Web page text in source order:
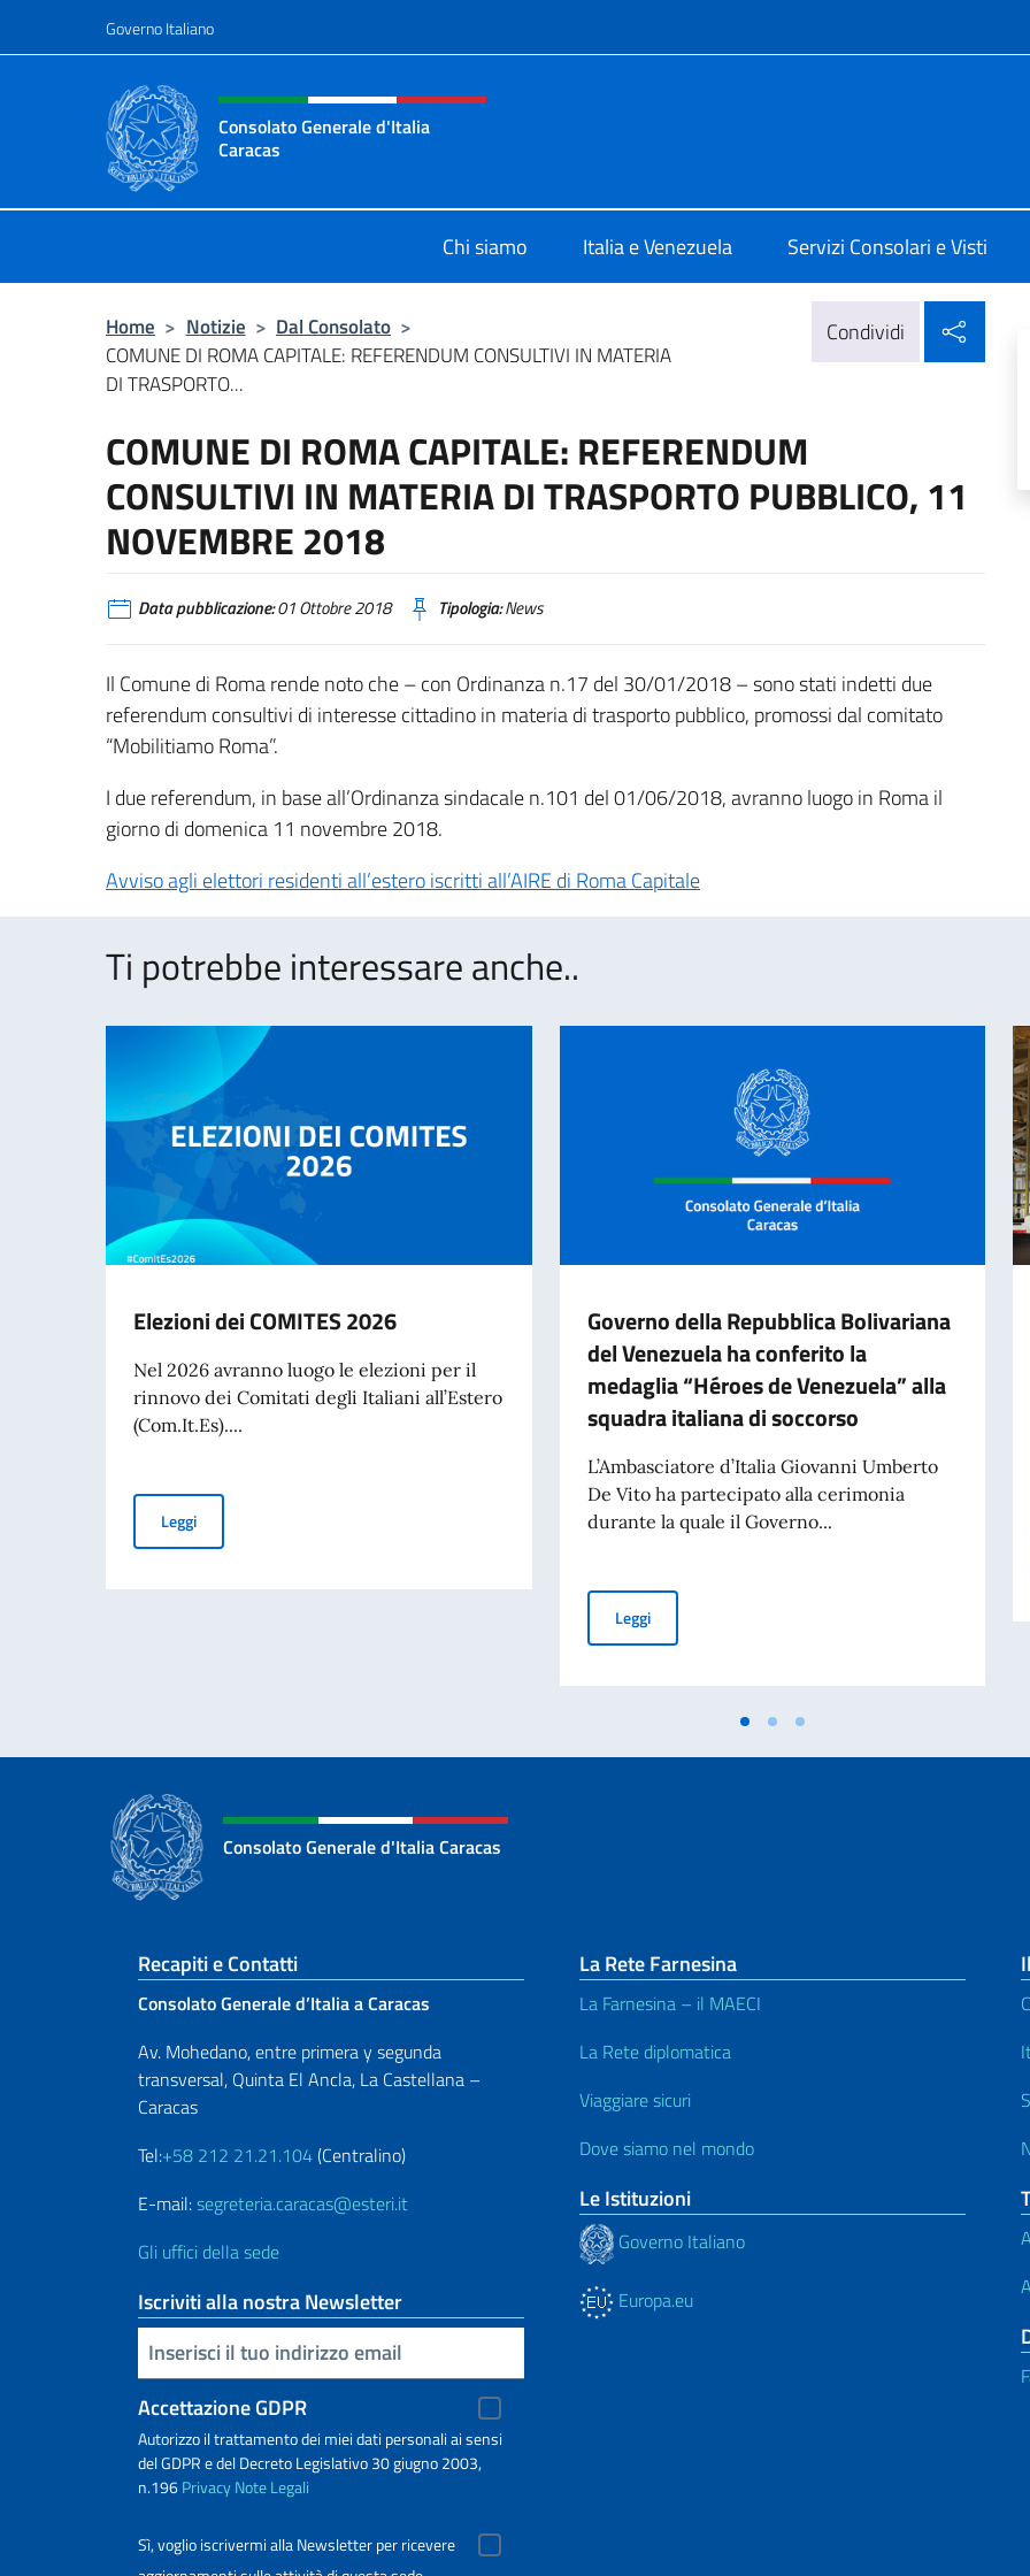
Governo Italiano
Intestazione sito, social e menù
Consolato Generale d'Italia
Caracas
Chi siamo Italia e Venezuela Servizi Consolari e Visti
Home > Notizie > Dal Consolato >
COMUNE DI ROMA CAPITALE: REFERENDUM CONSULTIVI IN MATERIA
DI TRASPORTO...
Condividi
COMUNE DI ROMA CAPITALE: REFERENDUM
CONSULTIVI IN MATERIA DI TRASPORTO PUBBLICO, 11
NOVEMBRE 2018
Data pubblicazione:01 Ottobre 2018 Tipologia:News
Il Comune di Roma rende noto che – con Ordinanza n.17 del 30/01/2018 – sono stati indetti due
referendum consultivi di interesse cittadino in materia di trasporto pubblico, promossi dal comitato
“Mobilitiamo Roma”.
I due referendum, in base all’Ordinanza sindacale n.101 del 01/06/2018, avranno luogo in Roma il
giorno di domenica 11 novembre 2018.
Avviso agli elettori residenti all’estero iscritti all’AIRE di Roma Capitale
Ti potrebbe interessare anche..
Elezioni dei COMITES 2026
Nel 2026 avranno luogo le elezioni per il
rinnovo dei Comitati degli Italiani all’Estero
(Com.It.Es)....
LeggiElezioni dei COMITES 2026
Governo della Repubblica Bolivariana
del Venezuela ha conferito la
medaglia “Héroes de Venezuela” alla
squadra italiana di soccorso
L’Ambasciatore d’Italia Giovanni Umberto
De Vito ha partecipato alla cerimonia
durante la quale il Governo...
LeggiGoverno della Repubblica Bolivariana del Venezuela
Consolato Generale d'Italia Caracas
Sezione footer
Recapiti e Contatti
Consolato Generale d’Italia a Caracas
Av. Mohedano, entre primera y segunda
transversal, Quinta El Ancla, La Castellana –
Caracas
Tel:+58 212 21.21.104(Centralino)
E-mail:segreteria.caracas@esteri.it
Gli uffici della sede
Iscriviti alla nostra Newsletter
Inserisci la tua email
Accettazione GDPR
Autorizzo il trattamento dei miei dati personali ai sensi
del GDPR e del Decreto Legislativo 30 giugno 2003,
n.196PrivacyNote Legali
Sì, voglio iscrivermi alla Newsletter per ricevere
La Rete Farnesina
La Farnesina – il MAECI
La Rete diplomatica
Viaggiare sicuri
Dove siamo nel mondo
Le Istituzioni
Governo Italiano
Europa.eu